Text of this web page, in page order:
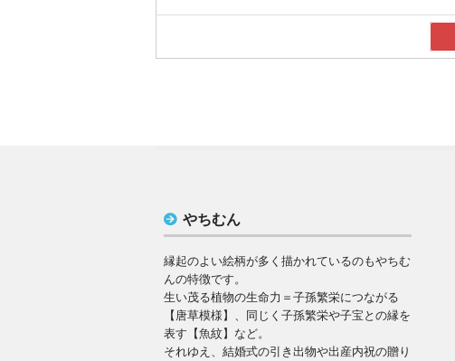
やちむん
縁起のよい絵柄が多く描かれているのもやちむ
んの特徴です。
生い茂る植物の生命力＝子孫繁栄につながる
【唐草模様】、同じく子孫繁栄や子宝との縁を
表す【魚紋】など。
それゆえ、結婚式の引き出物や出産内祝の贈り